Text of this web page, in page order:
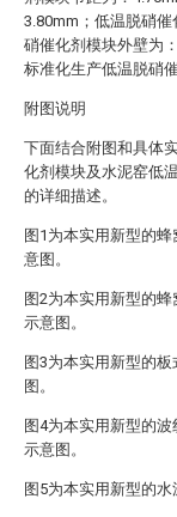
3.80mm；低温脱硝
硝催化剂模块外壁为
标准化生产低温脱硝
附图说明
下面结合附图和具体
化剂模块及水泥窑低
的详细描述。
图1为本实用新型的
意图。
图2为本实用新型的
示意图。
图3为本实用新型的
图。
图4为本实用新型的
示意图。
图5为本实用新型的水